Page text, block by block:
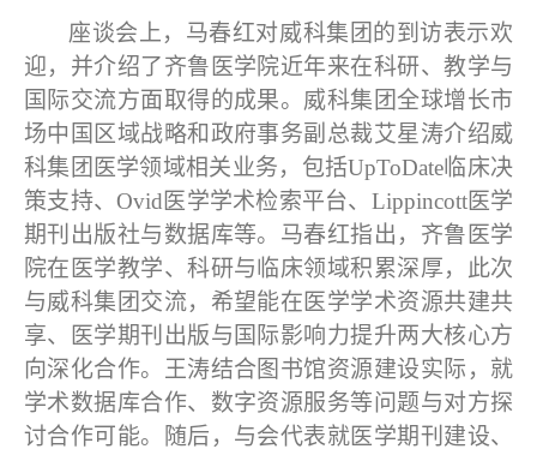
座谈会上，马春红对威科集团的到访表示欢
迎，并介绍了齐鲁医学院近年来在科研、教学与
国际交流方面取得的成果。威科集团全球增长市
场中国区域战略和政府事务副总裁艾星涛介绍威
科集团医学领域相关业务，包括UpToDate临床决
策支持、 Ovid医学学术检索平台、 Lippincott医学
期刊出版社与数据库等。马春红指出，齐鲁医学
院在医学教学、科研与临床领域积累深厚，此次
与威科集团交流，希望能在医学学术资源共建共
享、医学期刊出版与国际影响力提升两大核心方
向深化合作。王涛结合图书馆资源建设实际，就
学术数据库合作、数字资源服务等问题与对方探
讨合作可能。随后，与会代表就医学期刊建设、